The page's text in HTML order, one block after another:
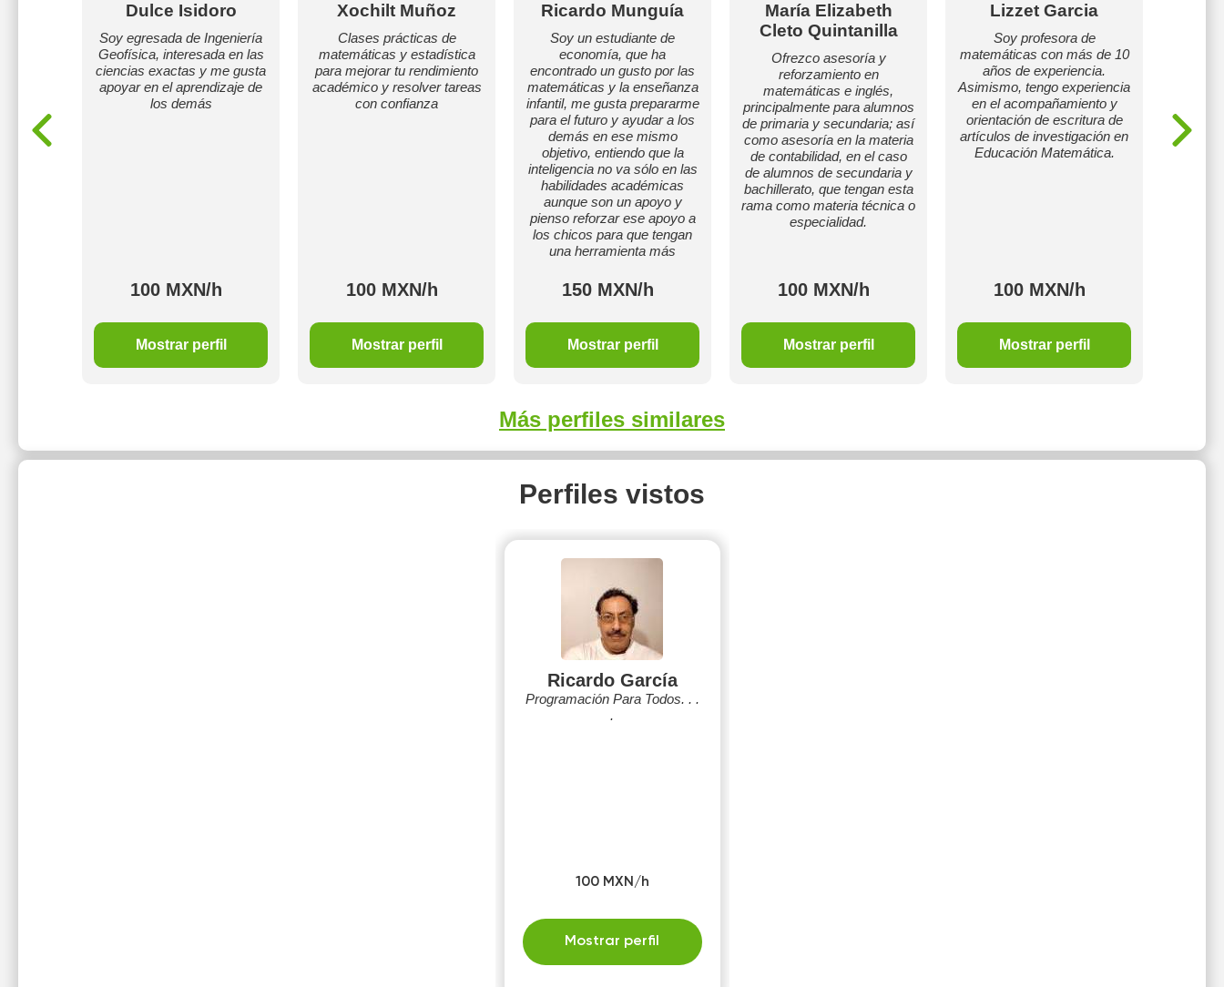
a
en
Dulce Isidoro
Soy egresada de Ingeniería
Geofísica, interesada en las
ciencias exactas y me gusta
apoyar en el aprendizaje de
los demás
100 MXN/h
Mostrar perfil
Xochilt Muñoz
Clases prácticas de
matemáticas y estadística
para mejorar tu rendimiento
académico y resolver tareas
con confianza
100 MXN/h
Mostrar perfil
Ricardo Munguía
Soy un estudiante de
economía, que ha
encontrado un gusto por las
matemáticas y la enseñanza
infantil, me gusta prepararme
para el futuro y ayudar a los
demás en ese mismo
objetivo, entiendo que la
inteligencia no va sólo en las
habilidades académicas
aunque son un apoyo y
pienso reforzar ese apoyo a
los chicos para que tengan
una herramienta más
150 MXN/h
Mostrar perfil
María Elizabeth
Cleto Quintanilla
Ofrezco asesoría y
reforzamiento en
matemáticas e inglés,
principalmente para alumnos
de primaria y secundaria; así
como asesoría en la materia
de contabilidad, en el caso
de alumnos de secundaria y
bachillerato, que tengan esta
rama como materia técnica o
especialidad.
100 MXN/h
Mostrar perfil
Lizzet Garcia
Soy profesora de
matemáticas con más de 10
años de experiencia.
Asimismo, tengo experiencia
en el acompañamiento y
orientación de escritura de
artículos de investigación en
Educación Matemática.
100 MXN/h
Mostrar perfil
Más perfiles similares
Perfiles vistos
Ricardo García
Programación Para Todos. . .
.
100 MXN/h
Mostrar perfil